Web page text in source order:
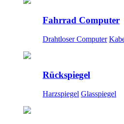
Fahrrad Computer
Drahtloser Computer
Rückspiegel
Harzspiegel Glasspiegel